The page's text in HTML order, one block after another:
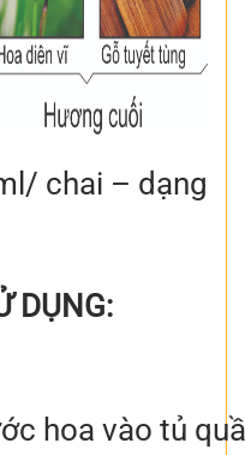
chai – dạng
DỤNG:
hoa vào tủ